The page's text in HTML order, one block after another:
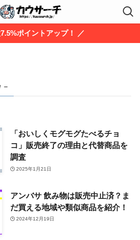
ポイントアップ！ ／
–
「おいしくモグモグたべるチョ
コ」販売終了の理由と代替商品を
調査
2025年1月21日
アンバサ 飲み物は販売中止済？ま
だ買える地域や類似商品を紹介！
2024年12月19日